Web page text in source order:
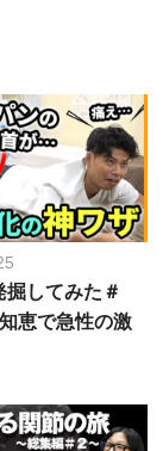
掘してみた＃
恵で急性の激